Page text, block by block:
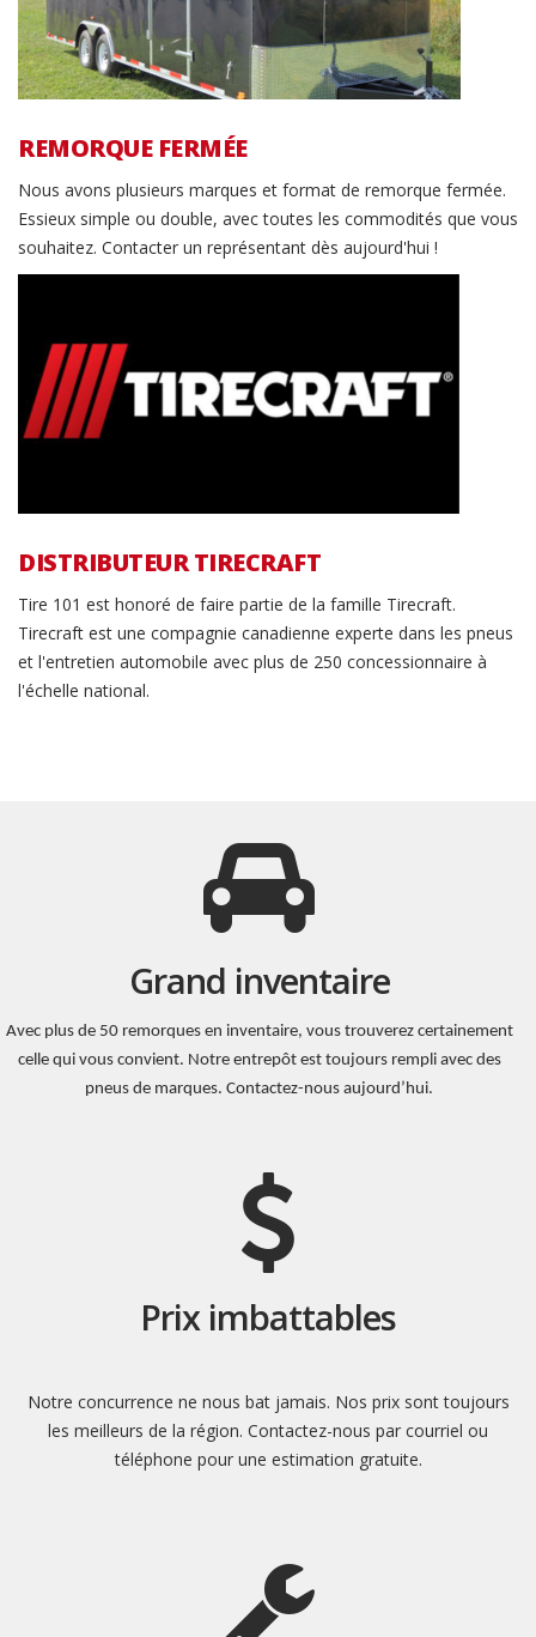
REMORQUE FERMÉE
Nous avons plusieurs marques et format de remorque fermée.
Essieux simple ou double, avec toutes les commodités que vous
souhaitez. Contacter un représentant dès aujourd'hui !
Distributeur Tirecraft
DISTRIBUTEUR TIRECRAFT
Tire 101 est honoré de faire partie de la famille Tirecraft.
Tirecraft est une compagnie canadienne experte dans les pneus
et l'entretien automobile avec plus de 250 concessionnaire à
l'échelle national.
Grand inventaire
Avec plus de 50 remorques en inventaire, vous trouverez certainement
celle qui vous convient. Notre entrepôt est toujours rempli avec des
pneus de marques. Contactez-nous aujourd’hui.
Prix imbattables
Notre concurrence ne nous bat jamais. Nos prix sont toujours
les meilleurs de la région. Contactez-nous par courriel ou
téléphone pour une estimation gratuite.